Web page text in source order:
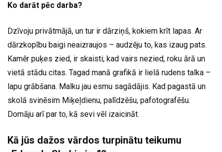
Ko darāt pēc darba?
Dzīvoju privātmājā, un tur ir dārziņš, kokiem krīt lapas. Ar
dārzkopību baigi neaizraujos – audzēju to, kas izaug pats.
Kamēr puķes zied, ir skaisti; kad vairs nezied, roku ārā un
vietā stādu citas. Tagad manā grafikā ir lielā rudens talka –
lapu grābšana. Malku jau esmu sagādājis. Kad pagastā un
skolā svinēsim Miķeļdienu, palīdzēšu, pafotografēšu.
Domāju arī par to, kā sevi vēl izaicināt.
Kā jūs dažos vārdos turpinātu teikumu